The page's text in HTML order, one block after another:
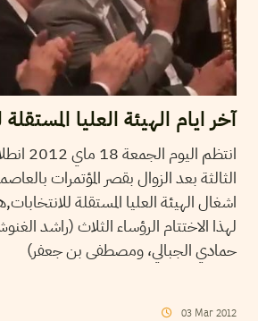
آخر ايام الهيئة العليا
انتظم
الثالثة بعد الزوال بقصر المؤتمرات
اشغال الهيئة العليا المستقلة
لهذا الاختتام الرؤساء الثلاث (راشد
حمادي الجبالي، ومصطفى بن جعفر)
03 Mar 2012